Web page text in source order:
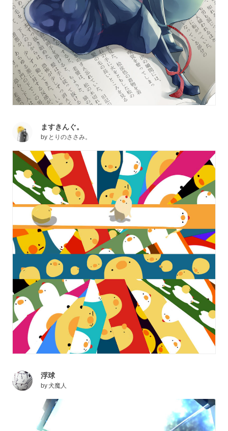
ますきんぐ。
by とりのささみ。
浮球
by犬魔人